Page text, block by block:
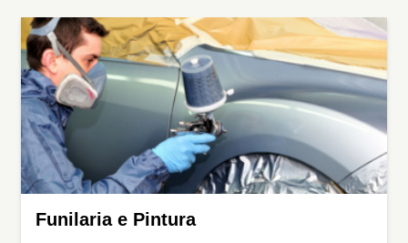
Funilaria e Pintura